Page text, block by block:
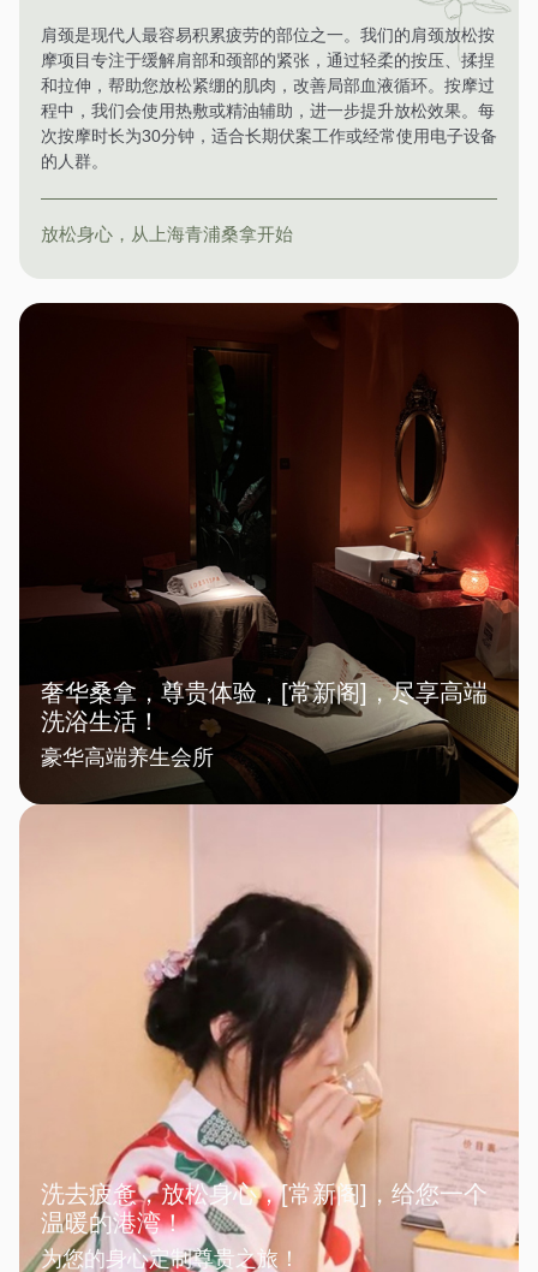
肩颈是现代人最容易积累疲劳的部位之一。我们的肩颈放松按
摩项目专注于缓解肩部和颈部的紧张，通过轻柔的按压、揉捏
和拉伸，帮助您放松紧绷的肌肉，改善局部血液循环。按摩过
程中，我们会使用热敷或精油辅助，进一步提升放松效果。每
次按摩时长为30分钟，适合长期伏案工作或经常使用电子设备
的人群。
放松身心，从上海青浦桑拿开始
奢华桑拿，尊贵体验，[常新阁]，尽享高端
洗浴生活！
豪华高端养生会所
洗去疲惫，放松身心，[常新阁]，给您一个
温暖的港湾！
为您的身心定制尊贵之旅！